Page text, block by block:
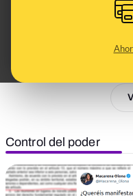
policía" si se
Control del poder